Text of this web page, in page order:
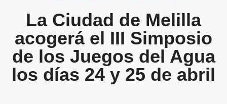
La Ciudad de Melilla
acogerá el III Simposio
de los Juegos del Agua
los días 24 y 25 de abril